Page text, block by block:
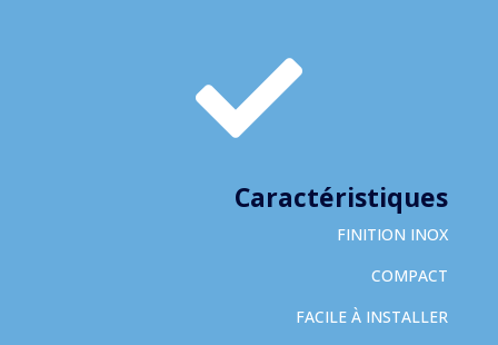

Caractéristiques
FINITION INOX
COMPACT
FACILE À INSTALLER